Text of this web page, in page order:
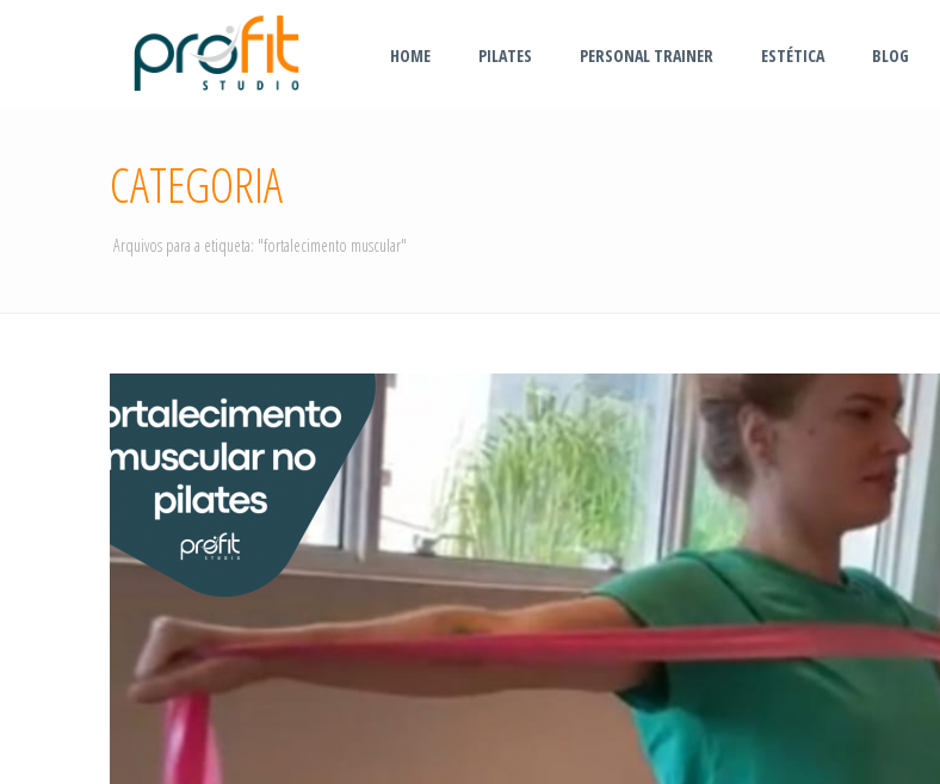
HOME PILATES PERSONAL TRAINER ESTÉTICA BLOG
CATEGORIA
Arquivos para a etiqueta: "fortalecimento muscular"